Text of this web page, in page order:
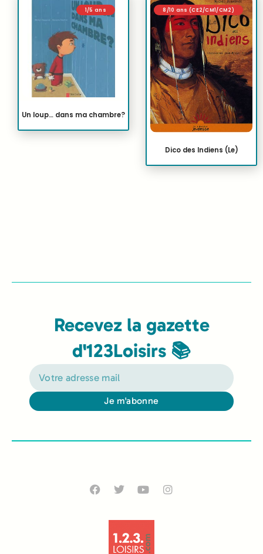
1/5 ans
Un loup… dans ma chambre?
8/10 ans (CE2/CM1/CM2)
Dico des Indiens (Le)
Recevez la gazette
d'123Loisirs 📚
Je m'abonne